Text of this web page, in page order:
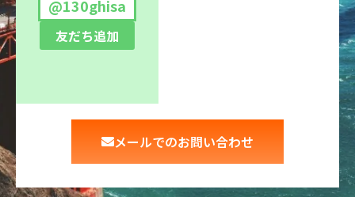
@130ghisa
友だち追加
メールでのお問い合わせ